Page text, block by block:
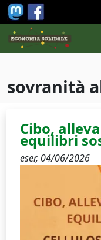
Salta al contenuto
sovranità
Cibo,
equilibri
eser, 04/06/2026